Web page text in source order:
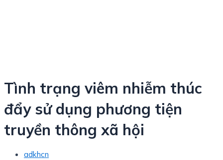
Tình trạng viêm nhiễm thúc
đẩy sử dụng phương tiện
truyền thông xã hội
adkhcn